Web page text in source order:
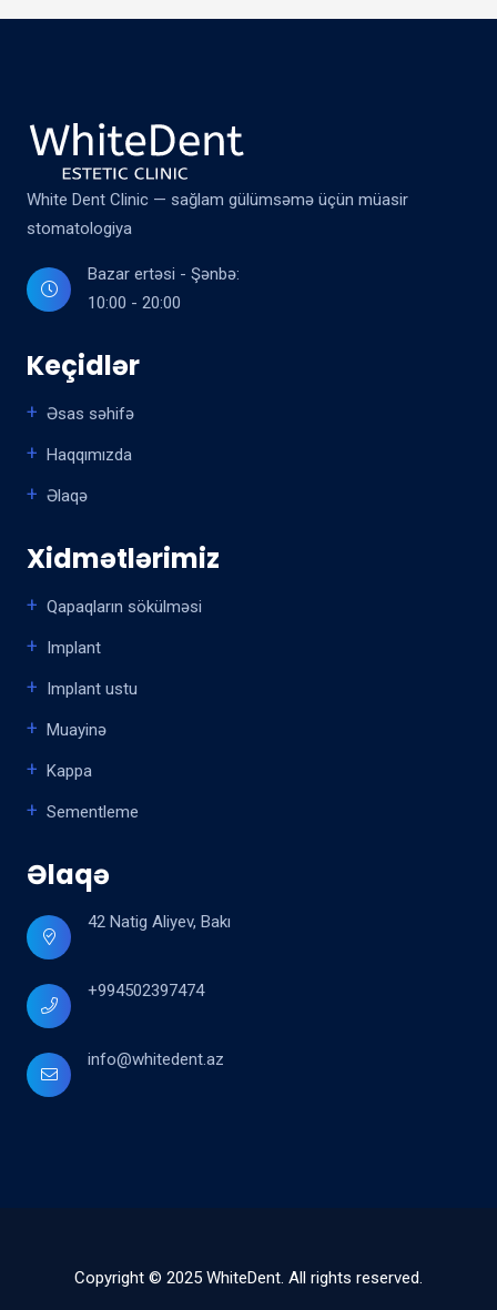
White Dent Clinic — sağlam gülümsəmə üçün müasir
stomatologiya
Bazar ertəsi - Şənbə:
10:00 - 20:00
Keçidlər
Əsas səhifə
Haqqımızda
Əlaqə
Xidmətlərimiz
Qapaqların sökülməsi
Implant
Implant ustu
Muayinə
Kappa
Sementleme
Əlaqə
42 Natig Aliyev, Bakı
+994502397474
info@whitedent.az
Copyright © 2025 WhiteDent. All rights reserved.